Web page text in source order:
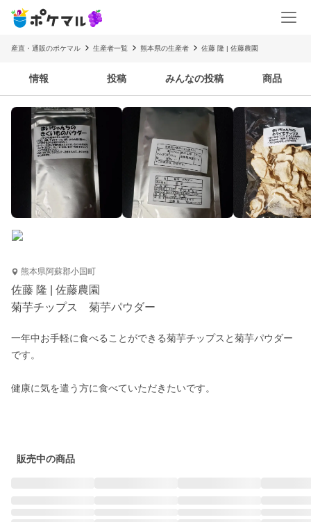
産直・通販のポケマル 生産者一覧 熊本県の生産者 佐藤 隆 | 佐藤農園
情報 投稿 みんなの投稿 商品
熊本県阿蘇郡小国町
佐藤 隆 | 佐藤農園
菊芋チップス 菊芋パウダー
一年中お手軽に食べることができる菊芋チップスと菊芋パウダー
です。
健康に気を遣う方に食べていただきたいです。
販売中の商品